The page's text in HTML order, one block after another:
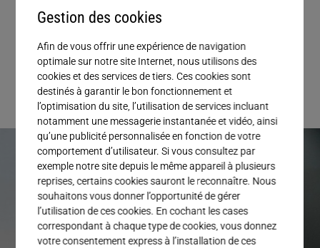
Gestion des cookies
Afin de vous offrir une expérience de navigation
optimale sur notre site Internet, nous utilisons des
cookies et des services de tiers. Ces cookies sont
destinés à garantir le bon fonctionnement et
l’optimisation du site, l’utilisation de services incluant
notamment une messagerie instantanée et vidéo, ainsi
qu’une publicité personnalisée en fonction de votre
comportement d’utilisateur. Si vous consultez par
exemple notre site depuis le même appareil à plusieurs
reprises, certains cookies sauront le reconnaître. Nous
souhaitons vous donner l’opportunité de gérer
l’utilisation de ces cookies. En cochant les cases
correspondant à chaque type de cookies, vous donnez
votre consentement express à l’installation de ces
Solutions par secteur
Soudage par ultrasons
Produits
Entreprise
Service
Mexico
Hungary
Japan 日本語
Nouvelle procédure : Scellage
de papier non couché par
ultrasons